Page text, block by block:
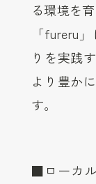
る環境を
「fureru
りを実践
より豊か
す。
■ローカ